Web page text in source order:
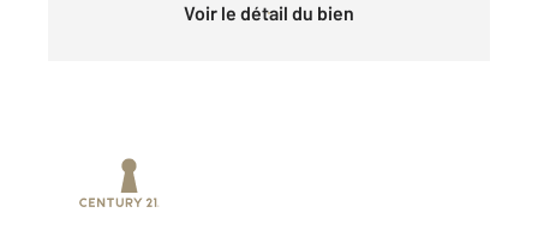
Voir le détail du bien